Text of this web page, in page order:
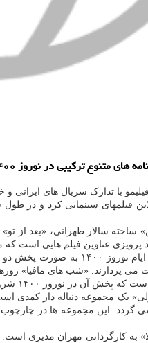
از فعالیتهای فیلیمو برای مخاطبانش است.
تدارک سریال های ایرانی و خارجی و
سالار طهرانی، «بعد از
است که مقرر است در نوروز ۱۴۰۰ به صورت
بر اساس برنامه ریزی
های مافیا» روزهای شنبه و یکشنبه
این مجموعه ها در
کارگردانی مهران مدیری